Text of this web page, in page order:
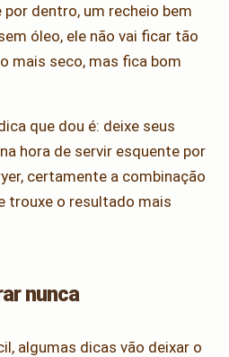
dentro, um recheio bem
óleo, ele não vai ficar tão
mais seco, mas fica bom
que dou é: deixe seus
hora de servir esquente por
certamente a combinação
trouxe o resultado mais
nunca
algumas dicas vão deixar o